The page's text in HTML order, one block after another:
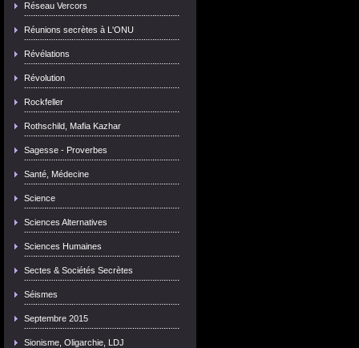
Réseau Vercors
Réunions secrètes à L'ONU
Révélations
Révolution
Rockfeller
Rothschild, Mafia Kazhar
Sagesse - Proverbes
Santé, Médecine
Science
Sciences Alternatives
Sciences Humaines
Sectes & Sociétés Secrètes
Séismes
Septembre 2015
Sionisme, Oligarchie, LDJ